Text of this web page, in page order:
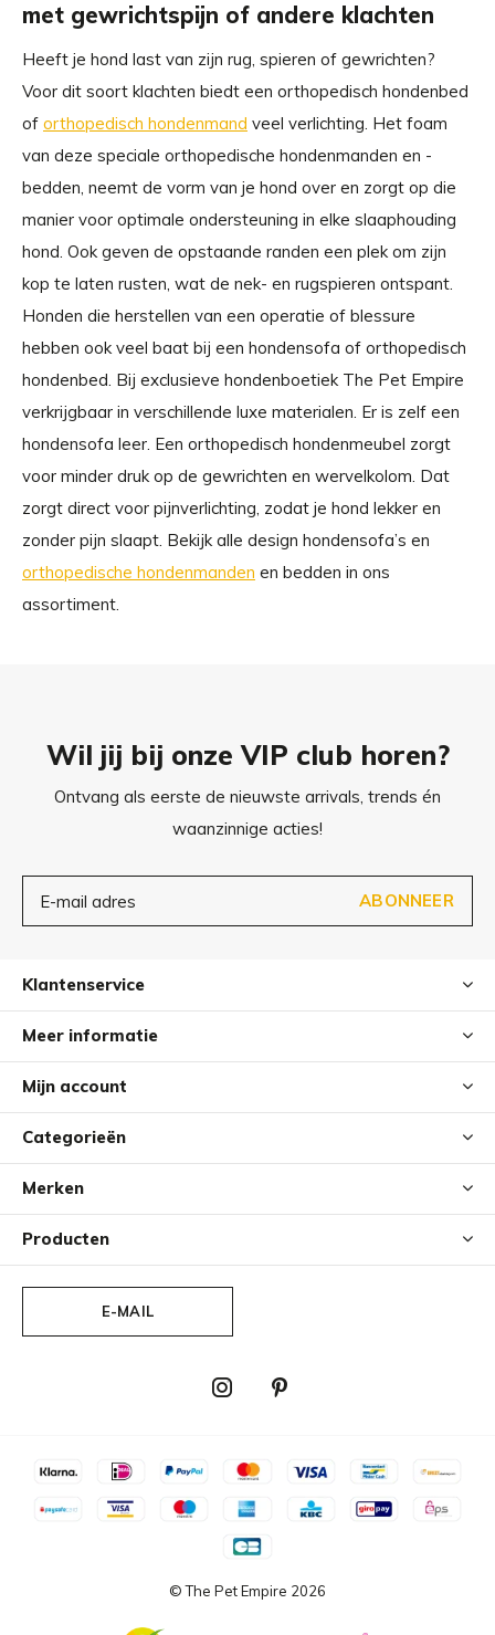
met gewrichtspijn of andere klachten
Heeft je hond last van zijn rug, spieren of gewrichten?
Voor dit soort klachten biedt een orthopedisch hondenbed
of orthopedisch hondenmand veel verlichting. Het foam
van deze speciale orthopedische hondenmanden en -
bedden, neemt de vorm van je hond over en zorgt op die
manier voor optimale ondersteuning in elke slaaphouding
hond. Ook geven de opstaande randen een plek om zijn
kop te laten rusten, wat de nek- en rugspieren ontspant.
Honden die herstellen van een operatie of blessure
hebben ook veel baat bij een hondensofa of orthopedisch
hondenbed. Bij exclusieve hondenboetiek The Pet Empire
verkrijgbaar in verschillende luxe materialen. Er is zelf een
hondensofa leer. Een orthopedisch hondenmeubel zorgt
voor minder druk op de gewrichten en wervelkolom. Dat
zorgt direct voor pijnverlichting, zodat je hond lekker en
zonder pijn slaapt. Bekijk alle design hondensofa’s en
orthopedische hondenmanden en bedden in ons
assortiment.
Wil jij bij onze VIP club horen?
Ontvang als eerste de nieuwste arrivals, trends én
waanzinnige acties!
ABONNEER
Klantenservice
Meer informatie
Mijn account
Categorieën
Merken
Producten
E-MAIL
© The Pet Empire 2026